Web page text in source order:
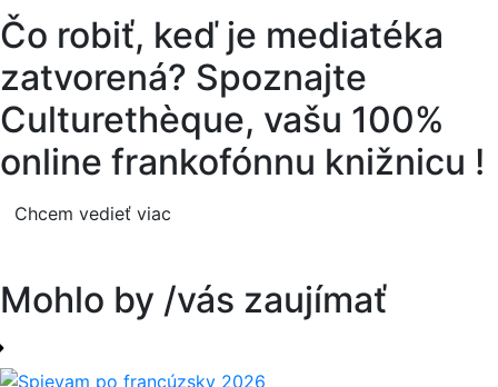
Čo robiť, keď je mediatéka
zatvorená? Spoznajte
Culturethèque, vašu 100%
online frankofónnu knižnicu !
Chcem vedieť viac
Mohlo by /vás zaujímať